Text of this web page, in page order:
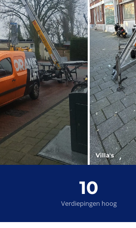
Villa's
10
Verdiepingen hoog